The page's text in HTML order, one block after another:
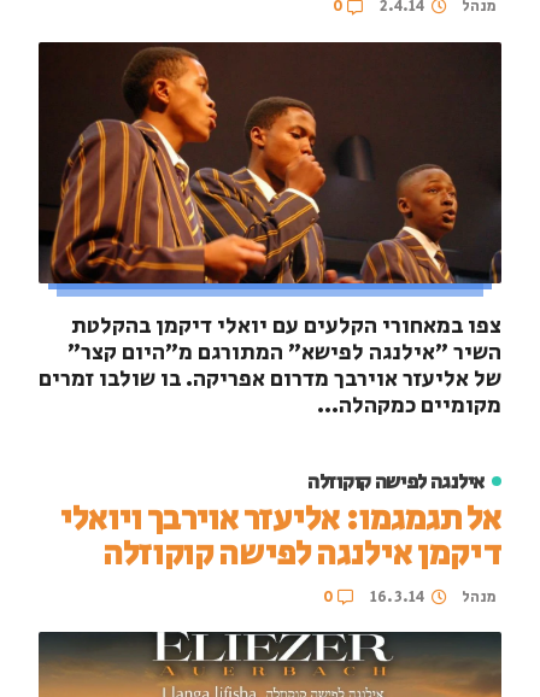
מנהל 2.4.14
0
צפו במאחורי הקלעים עם יואלי דיקמן בהקלטת
השיר "אילנגה לפישא" המתורגם מ"היום קצר"
של אליעזר אוירבך מדרום אפריקה. בו שולבו זמרים
מקומיים כמקהלה...
אילנגה לפישה קוקוזלה
אל תגמגמו: אליעזר אוירבך ויואלי
דיקמן אילנגה לפישה קוקוזלה
מנהל 16.3.14
0